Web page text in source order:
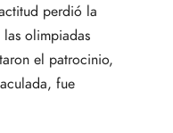
perdió la
olimpiadas
el patrocinio,
fue